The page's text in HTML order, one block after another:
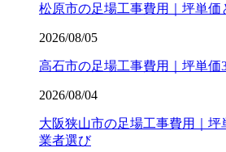
松原市の足場工事費用｜坪単価
2026/08/05
高石市の足場工事費用｜坪単価
2026/08/04
大阪狭山市の足場工事費用｜坪
業者選び